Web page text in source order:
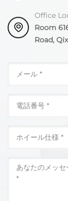
Office
Room
Road,